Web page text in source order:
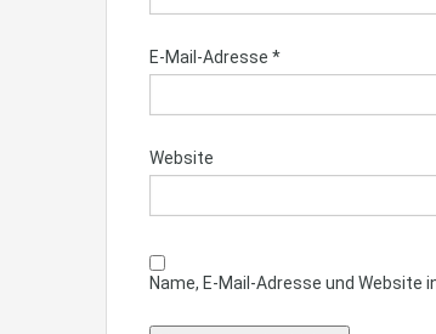
E-Mail-Adresse *
Website
Name, E-Mail-Adresse und